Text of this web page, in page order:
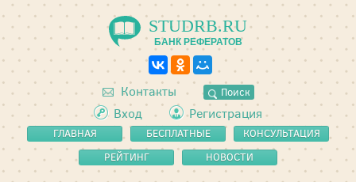
STUDRB.RU
БАНК РЕФЕРАТОВ
Контакты Поиск
Вход Регистрация
ГЛАВНАЯ
БЕСПЛАТНЫЕ
РЕФЕРАТЫ
КОНСУЛЬТАЦИЯ
РЕЙТИНГ
НОВОСТИ